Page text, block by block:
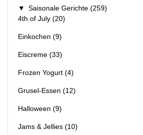
▼ Saisonale Gerichte (259)
4th of July (20)
Einkochen (9)
Eiscreme (33)
Frozen Yogurt (4)
Grusel-Essen (12)
Halloween (9)
Jams & Jellies (10)